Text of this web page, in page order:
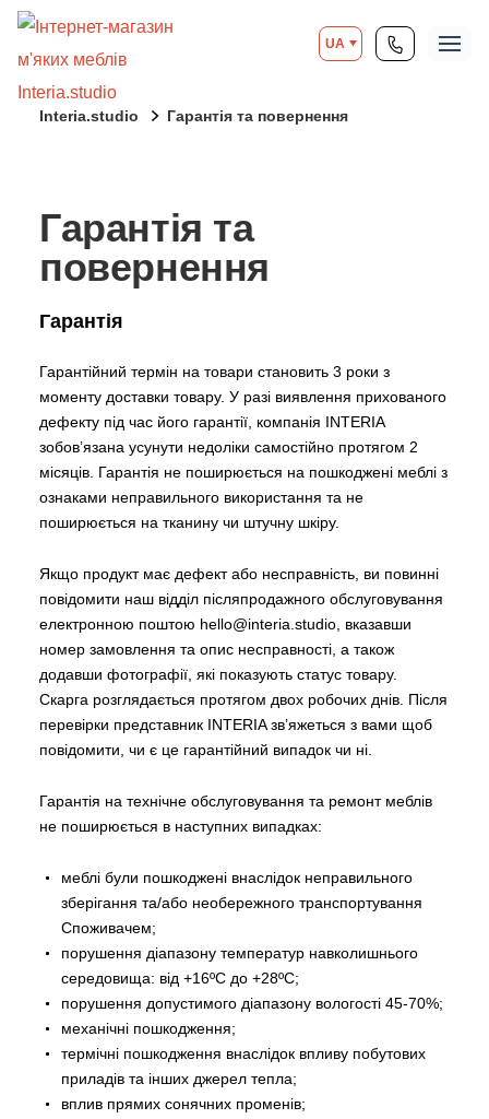
UA
Interia.studio Гарантія та повернення
Гарантія та
повернення
Гарантія
Гарантійний термін на товари становить 3 роки з
моменту доставки товару. У разі виявлення прихованого
дефекту під час його гарантії, компанія INTERIA
зобов’язана усунути недоліки самостійно протягом 2
місяців. Гарантія не поширюється на пошкоджені меблі з
ознаками неправильного використання та не
поширюється на тканину чи штучну шкіру.
Якщо продукт має дефект або несправність, ви повинні
повідомити наш відділ післяпродажного обслуговування
електронною поштою hello@interia.studio, вказавши
номер замовлення та опис несправності, а також
додавши фотографії, які показують статус товару.
Скарга розглядається протягом двох робочих днів. Після
перевірки представник INTERIA зв’яжеться з вами щоб
повідомити, чи є це гарантійний випадок чи ні.
Гарантія на технічне обслуговування та ремонт меблів
не поширюється в наступних випадках:
меблі були пошкоджені внаслідок неправильного
зберігання та/або необережного транспортування
Споживачем;
порушення діапазону температур навколишнього
середовища: від +16ºC до +28ºC;
порушення допустимого діапазону вологості 45-70%;
механічні пошкодження;
термічні пошкодження внаслідок впливу побутових
приладів та інших джерел тепла;
вплив прямих сонячних променів;